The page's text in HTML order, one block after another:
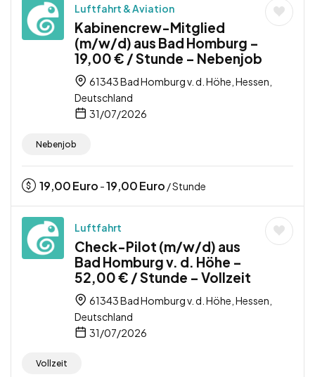
Luftfahrt & Aviation
Kabinencrew-Mitglied
(m/w/d) aus Bad Homburg –
19,00 € / Stunde – Nebenjob
61343 Bad Homburg v. d. Höhe, Hessen,
Deutschland
31/07/2026
Nebenjob
19,00Euro -19,00Euro / Stunde
Luftfahrt
Check-Pilot (m/w/d) aus
Bad Homburg v. d. Höhe –
52,00 € / Stunde – Vollzeit
61343 Bad Homburg v. d. Höhe, Hessen,
Deutschland
31/07/2026
Vollzeit